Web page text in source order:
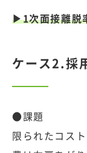
▶1次面接離脱
ケース2.採
●課題
限られたコス